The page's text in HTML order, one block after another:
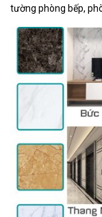
tường phòng bếp,